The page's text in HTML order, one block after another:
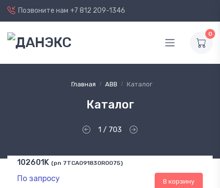
Позвоните нам +7 812 209-1346
0
Главная ABB Каталог
Каталог
1 / 703
102601K (pn 7TCA091830R0075)
По запросу В корзину